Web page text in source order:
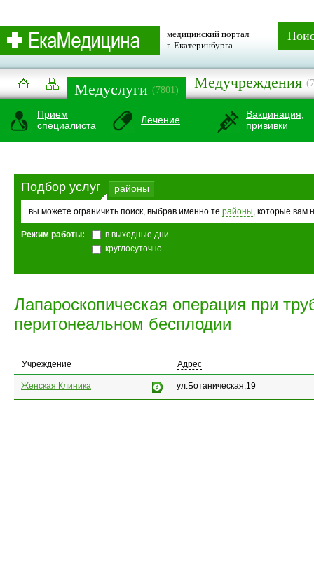
медицинский портал
г. Екатеринбурга
Медуслуги (7801) Медучреждения
Прием
специалиста
Лечение
Вакцинация,
прививки
Подбор услуг районы
вы можете ограничить поиск, выбрав именно те районы, которые вам
Режим работы:
в выходные дни
круглосуточно
Лапароскопическая операция при
перитонеальном бесплодии
Учреждение Адрес
Женская Клиника ул.Ботаническая,19